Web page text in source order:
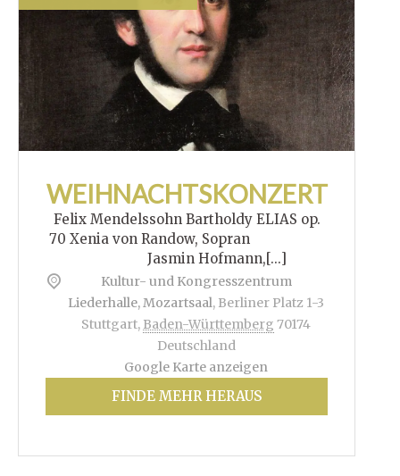
WEIHNACHTSKONZERT
Felix Mendelssohn Bartholdy ELIAS op.
70 Xenia von Randow, Sopran
Jasmin Hofmann,[...]
Kultur- und Kongresszentrum
Liederhalle, Mozartsaal, Berliner Platz 1-3
Stuttgart, Baden-Württemberg 70174
Deutschland
Google Karte anzeigen
FINDE MEHR HERAUS